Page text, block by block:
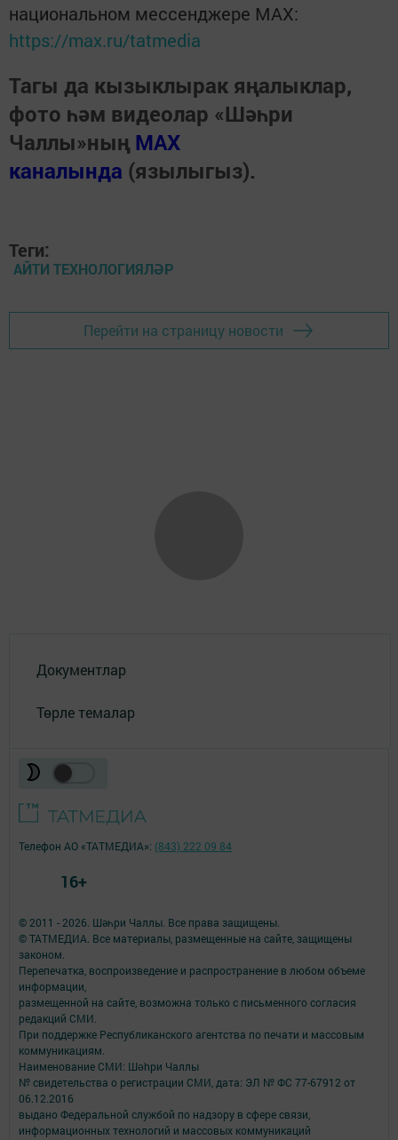
национальном мессенджере MАХ:
https://max.ru/tatmedia
Тагы да кызыклырак яңалыклар,
фото һәм видеолар «Шәһри
Чаллы»ның MAX
каналында (язылыгыз).
Теги:
АЙТИ ТЕХНОЛОГИЯЛӘР
Перейти на страницу новости
Документлар
Төрле темалар
© 2011 - 2026. Шәһри Чаллы. Все права защищены.
© ТАТМЕДИА. Все материалы, размещенные на сайте, защищены
законом.
Перепечатка, воспроизведение и распространение в любом объеме
информации,
размещенной на сайте, возможна только с письменного согласия
редакций СМИ.
При поддержке Республиканского агентства по печати и массовым
коммуникациям.
Наименование СМИ: Шəhри Чаллы
№ свидетельства о регистрации СМИ, дата: ЭЛ № ФС 77-67912 от
06.12.2016
выдано Федеральной службой по надзору в сфере связи,
информационных технологий и массовых коммуникаций
Телефон АО «ТАТМЕДИА»: (843) 222 09 84
16+